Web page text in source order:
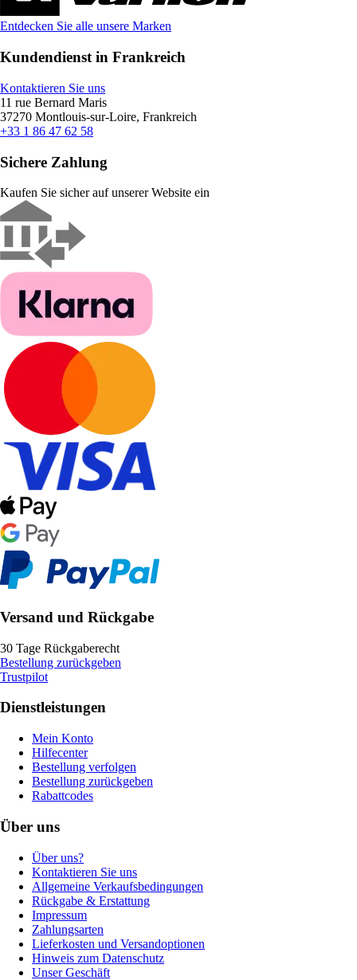
Entdecken Sie alle unsere Marken
Kundendienst in Frankreich
Kontaktieren Sie uns
11 rue Bernard Maris
37270 Montlouis-sur-Loire, Frankreich
+33 1 86 47 62 58
Sichere Zahlung
Kaufen Sie sicher auf unserer Website ein
Versand und Rückgabe
30 Tage Rückgaberecht
Bestellung zurückgeben
Trustpilot
Dienstleistungen
Mein Konto
Hilfecenter
Bestellung verfolgen
Bestellung zurückgeben
Rabattcodes
Über uns
Über uns?
Kontaktieren Sie uns
Allgemeine Verkaufsbedingungen
Rückgabe & Erstattung
Impressum
Zahlungsarten
Lieferkosten und Versandoptionen
Hinweis zum Datenschutz
Unser Geschäft